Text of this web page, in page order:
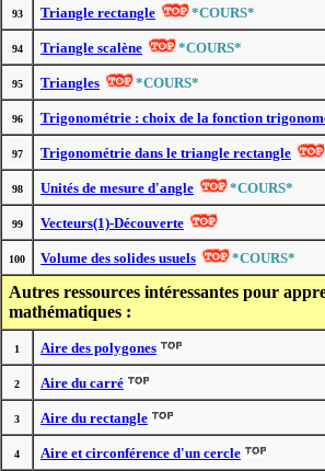
93 Triangle rectangle *COURS*
94 Triangle scalène *COURS*
95 Triangles *COURS*
96 Trigonométrie : choix de la fonction
97 Trigonométrie dans le triangle rectangle
98 Unités de mesure d'angle *COURS*
99 Vecteurs(1)-Découverte
100 Volume des solides usuels *COURS*
Autres ressources intéressantes pour
mathématiques :
1 Aire des polygones
2 Aire du carré
3 Aire du rectangle
4 Aire et circonférence d'un cercle